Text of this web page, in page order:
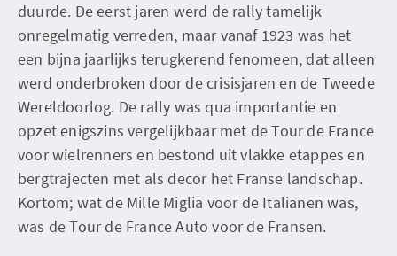
duurde. De eerst jaren werd de rally tamelijk
onregelmatig verreden, maar vanaf 1923 was het
een bijna jaarlijks terugkerend fenomeen, dat alleen
werd onderbroken door de crisisjaren en de Tweede
Wereldoorlog. De rally was qua importantie en
opzet enigszins vergelijkbaar met de Tour de France
voor wielrenners en bestond uit vlakke etappes en
bergtrajecten met als decor het Franse landschap.
Kortom; wat de Mille Miglia voor de Italianen was,
was de Tour de France Auto voor de Fransen.